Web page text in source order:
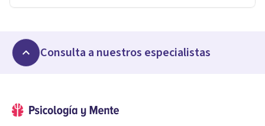
Consulta a nuestros especialistas